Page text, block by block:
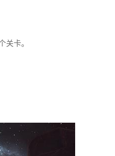
数达到一定数额,就会触发一个年